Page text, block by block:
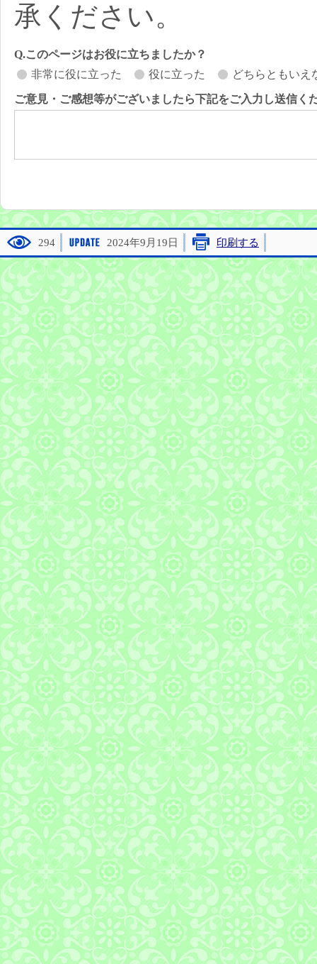
承ください。
Q.このページはお役に立ちましたか？
非常に役に立った
役に立った どちらともいえ
ご意見・ご感想等がございましたら下記をご入力し送信く
294 2024年9月19日 印刷する